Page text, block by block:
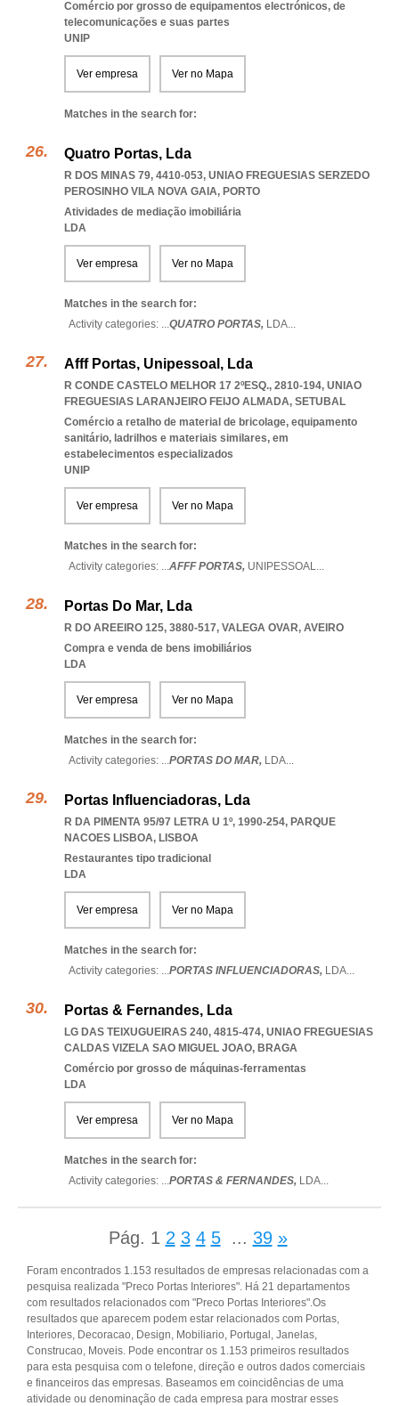
Comércio por grosso de equipamentos electrónicos, de
telecomunicações e suas partes
UNIP
Ver empresa Ver no Mapa
Matches in the search for:
Quatro Portas, Lda
R DOS MINAS 79, 4410-053, UNIAO FREGUESIAS SERZEDO
PEROSINHO VILA NOVA GAIA, PORTO
Atividades de mediação imobiliária
LDA
Ver empresa Ver no Mapa
Matches in the search for:
Activity categories: ...QUATRO PORTAS, LDA...
Afff Portas, Unipessoal, Lda
R CONDE CASTELO MELHOR 17 2ºESQ., 2810-194, UNIAO
FREGUESIAS LARANJEIRO FEIJO ALMADA, SETUBAL
Comércio a retalho de material de bricolage, equipamento
sanitário, ladrilhos e materiais similares, em
estabelecimentos especializados
UNIP
Ver empresa Ver no Mapa
Matches in the search for:
Activity categories: ...AFFF PORTAS, UNIPESSOAL...
Portas Do Mar, Lda
R DO AREEIRO 125, 3880-517, VALEGA OVAR, AVEIRO
Compra e venda de bens imobiliários
LDA
Ver empresa Ver no Mapa
Matches in the search for:
Activity categories: ...PORTAS DO MAR, LDA...
Portas Influenciadoras, Lda
R DA PIMENTA 95/97 LETRA U 1º, 1990-254, PARQUE
NACOES LISBOA, LISBOA
Restaurantes tipo tradicional
LDA
Ver empresa Ver no Mapa
Matches in the search for:
Activity categories: ...PORTAS INFLUENCIADORAS, LDA...
Portas & Fernandes, Lda
LG DAS TEIXUGUEIRAS 240, 4815-474, UNIAO FREGUESIAS
CALDAS VIZELA SAO MIGUEL JOAO, BRAGA
Comércio por grosso de máquinas-ferramentas
LDA
Ver empresa Ver no Mapa
Matches in the search for:
Activity categories: ...PORTAS & FERNANDES, LDA...
Pág. 1 2 3 4 5 ... 39 »
Foram encontrados 1.153 resultados de empresas relacionadas com a
pesquisa realizada "Preco Portas Interiores". Há 21 departamentos
com resultados relacionados com "Preco Portas Interiores".Os
resultados que aparecem podem estar relacionados com Portas,
Interiores, Decoracao, Design, Mobiliario, Portugal, Janelas,
Construcao, Moveis. Pode encontrar os 1.153 primeiros resultados
para esta pesquisa com o telefone, direção e outros dados comerciais
e financeiros das empresas. Baseamos em coincidências de uma
atividade ou denominação de cada empresa para mostrar esses